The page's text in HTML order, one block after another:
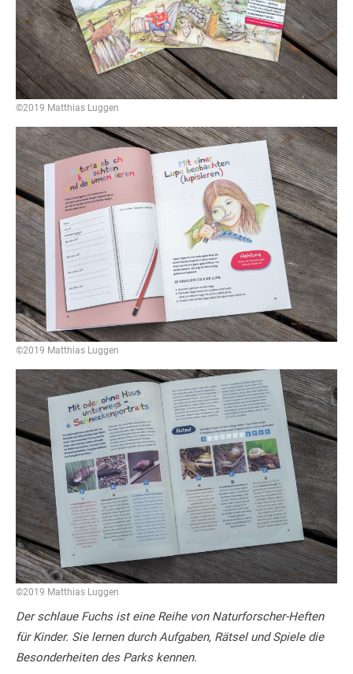
©2019 Matthias Luggen
©2019 Matthias Luggen
©2019 Matthias Luggen
Der schlaue Fuchs ist eine Reihe von Naturforscher-Heften
für Kinder. Sie lernen durch Aufgaben, Rätsel und Spiele die
Besonderheiten des Parks kennen.